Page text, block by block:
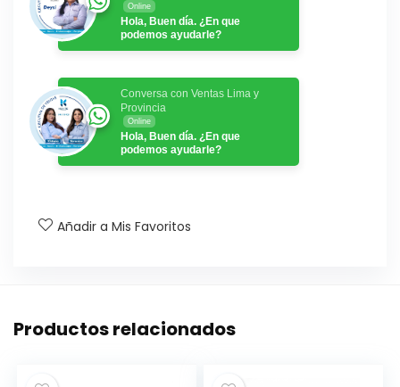
Online
Hola, Buen día. ¿En que
podemos ayudarle?
Conversa con Ventas Lima y
Provincia
Online
Hola, Buen día. ¿En que
podemos ayudarle?
Añadir a Mis Favoritos
Productos relacionados